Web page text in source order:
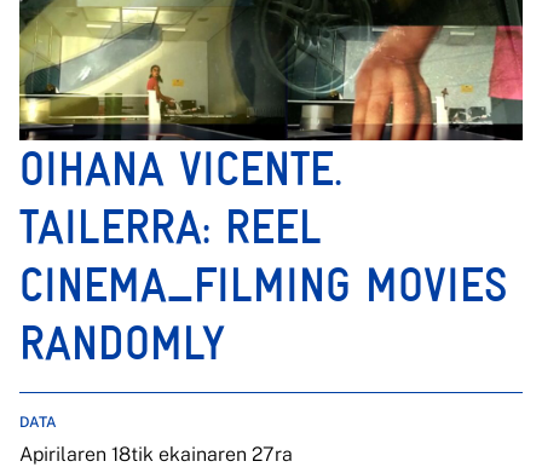
OIHANA VICENTE.
TAILERRA: REEL
CINEMA_FILMING MOVIES
RANDOMLY
DATA
Apirilaren 18tik ekainaren 27ra